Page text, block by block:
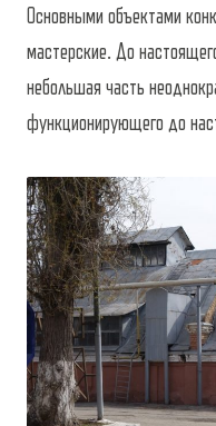
Основными объектами
мастерские. До
небольшая часть
функционирующего до